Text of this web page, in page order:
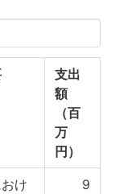
支出
額
（百
万
円）
け
9